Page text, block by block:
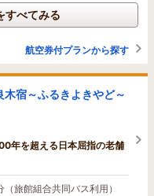
すべてみる
航空券付プランから探す
宿～ふるきよきやど～
年を超える日本屈指の老舗
旅館組合共同バス利用）